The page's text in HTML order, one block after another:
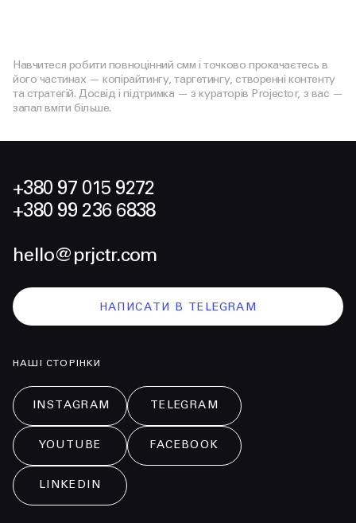
Навчитеся робити повноцінний смм і точково прокачаєтесь в
його частинах — копірайтингу, таргетингу, створенні контенту
та стратегій. Досвід і підтримка — з кураторів Projector, з вас —
запал вміти більше.
+380 97 015 9272
+380 99 236 6838
hello@prjctr.com
НАПИСАТИ В TELEGRAM
НАШІ СТОРІНКИ
INSTAGRAM TELEGRAM
YOUTUBE FACEBOOK
LINKEDIN